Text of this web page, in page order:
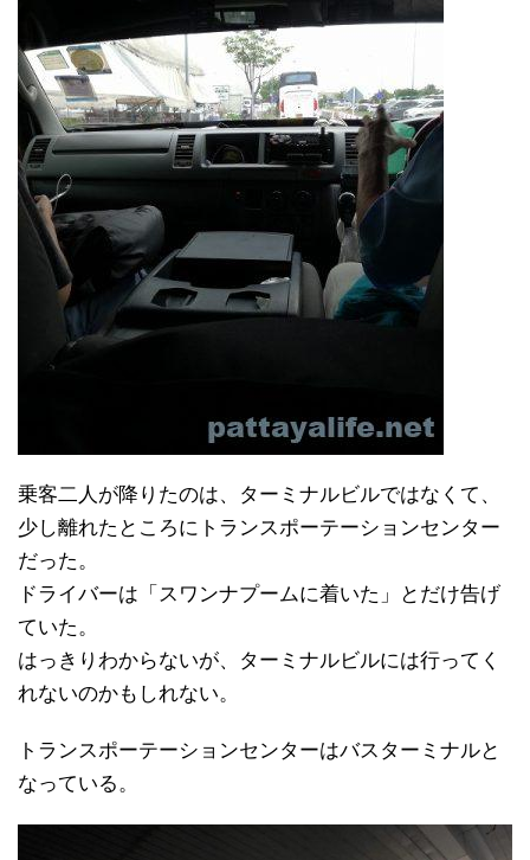
乗客二人が降りたのは、ターミナルビルではなくて、
少し離れたところにトランスポーテーションセンター
だった。
ドライバーは「スワンナプームに着いた」とだけ告げ
ていた。
はっきりわからないが、ターミナルビルには行ってく
れないのかもしれない。
トランスポーテーションセンターはバスターミナルと
なっている。